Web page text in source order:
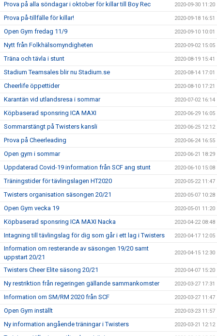
Prova på alla söndagar i oktober för killar till Boy Rec 2020-09-30 11:20
Prova på-tillfälle för killar! 2020-09-18 16:51
Open Gym fredag 11/9 2020-09-10 10:01
Nytt från Folkhälsomyndigheten 2020-09-02 15:05
Träna och tävla i stunt 2020-08-19 15:41
Stadium Teamsales blir nu Stadium.se 2020-08-14 17:01
Cheerlife öppettider 2020-08-10 17:21
Karantän vid utlandsresa i sommar 2020-07-02 16:14
Köpbaserad sponsring ICA MAXI 2020-06-29 16:05
Sommarstängt på Twisters kansli 2020-06-25 12:12
Prova på Cheerleading 2020-06-24 16:55
Open gym i sommar 2020-06-21 18:29
Uppdaterad Covid-19 information från SCF ang stunt 2020-06-10 15:08
Träningstider för tävlingslagen HT2020 2020-05-22 11:47
Twisters organisation säsongen 20/21 2020-05-07 10:28
Open Gym vecka 19 2020-05-01 11:20
Köpbaserad sponsring ICA MAXI Nacka 2020-04-22 08:48
Intagning till tävlingslag för dig som går i ett lag i Twisters 2020-04-17 12:05
Information om resterande av säsongen 19/20 samt
uppstart 20/21
2020-04-15 12:30
Twisters Cheer Elite säsong 20/21 2020-04-07 15:20
Ny restriktion från regeringen gällande sammankomster 2020-03-27 17:31
Information om SM/RM 2020 från SCF 2020-03-27 11:47
Open Gym inställt 2020-03-23 11:57
Ny information angående träningar i Twisters 2020-03-21 12:12